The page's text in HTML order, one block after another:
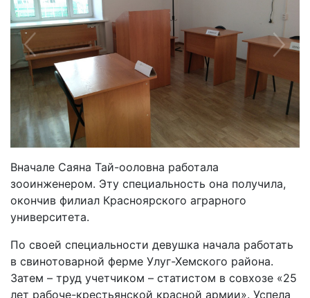
Previous Next
Вначале Саяна Тай-ооловна работала
зооинженером. Эту специальность она получила,
окончив филиал Красноярского аграрного
университета.
По своей специальности девушка начала работать
в свинотоварной ферме Улуг-Хемского района.
Затем – труд учетчиком – статистом в совхозе «25
лет рабоче-крестьянской красной армии». Успела